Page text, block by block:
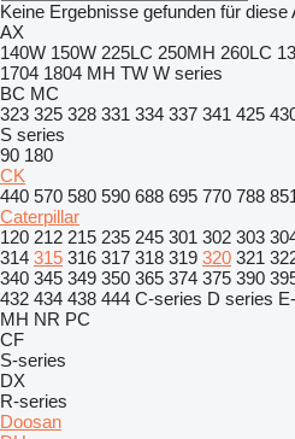
Keine Ergebnisse gefunden für diese
AX
140W 150W 225LC 250MH 260LC
1704 1804 MH TW W series
BC MC
323 325 328 331 334 337 341 425
S series
90 180
CK
440 570 580 590 688 695 770 788
Caterpillar
120 212 215 235 245 301 302 303
314 315 316 317 318 319 320 321
340 345 349 350 365 374 375 390
432 434 438 444 C-series D series
MH NR PC
CF
S-series
DX
R-series
Doosan